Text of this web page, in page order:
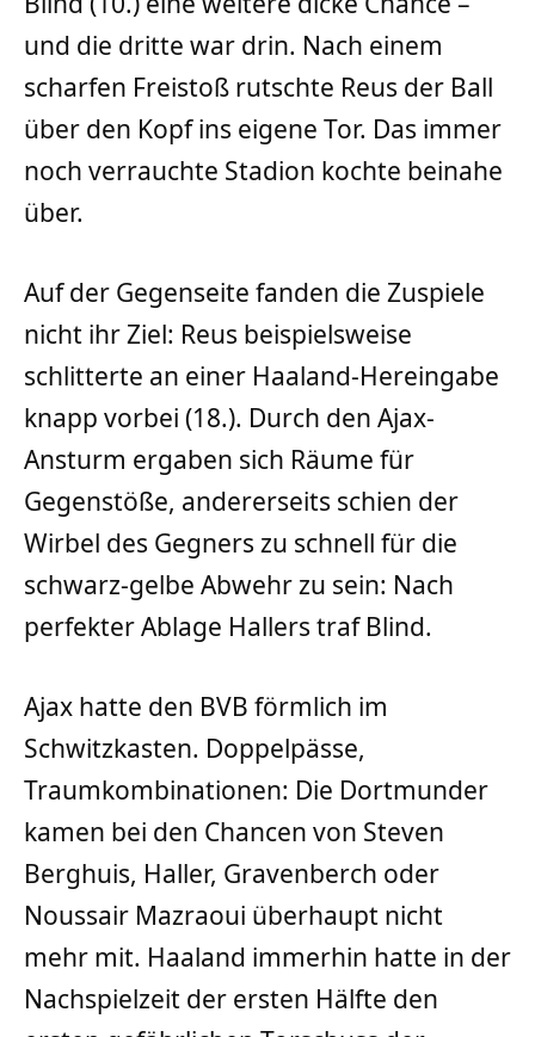
und die dritte war drin. Nach einem
scharfen Freistoß rutschte Reus der Ball
über den Kopf ins eigene Tor. Das immer
noch verrauchte Stadion kochte beinahe
über.
Auf der Gegenseite fanden die Zuspiele
nicht ihr Ziel: Reus beispielsweise
schlitterte an einer Haaland-Hereingabe
knapp vorbei (18.). Durch den Ajax-
Ansturm ergaben sich Räume für
Gegenstöße, andererseits schien der
Wirbel des Gegners zu schnell für die
schwarz-gelbe Abwehr zu sein: Nach
perfekter Ablage Hallers traf Blind.
Ajax hatte den BVB förmlich im
Schwitzkasten. Doppelpässe,
Traumkombinationen: Die Dortmunder
kamen bei den Chancen von Steven
Berghuis, Haller, Gravenberch oder
Noussair Mazraoui überhaupt nicht
mehr mit. Haaland immerhin hatte in der
Nachspielzeit der ersten Hälfte den